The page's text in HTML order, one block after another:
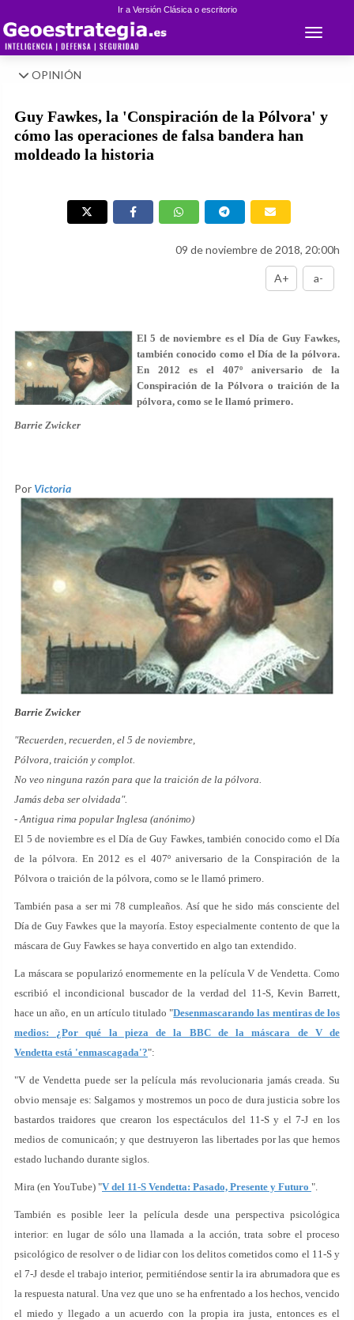
Ir a Versión Clásica o escritorio
Toggle
OPINIÓN
Guy Fawkes, la 'Conspiración de la Pólvora' y
cómo las operaciones de falsa bandera han
moldeado la historia
09 de noviembre de 2018, 20:00h
A+ a-
El 5 de noviembre es el Día de Guy Fawkes,
también conocido como el Día de la pólvora.
En 2012 es el 407º aniversario de la
Conspiración de la Pólvora o traición de la
pólvora, como se le llamó primero.
Barrie Zwicker
Por Victoria
Barrie Zwicker
"Recuerden, recuerden, el 5 de noviembre,
Pólvora, traición y complot.
No veo ninguna razón para que la traición de la pólvora.
Jamás deba ser olvidada".
- Antigua rima popular Inglesa (anónimo)
El 5 de noviembre es el Día de Guy Fawkes, también conocido como el Día
de la pólvora. En 2012 es el 407º aniversario de la Conspiración de la
Pólvora o traición de la pólvora, como se le llamó primero.
También pasa a ser mi 78 cumpleaños. Así que he sido más consciente del
Día de Guy Fawkes que la mayoría. Estoy especialmente contento de que la
máscara de Guy Fawkes se haya convertido en algo tan extendido.
La máscara se popularizó enormemente en la película V de Vendetta. Como
escribió el incondicional buscador de la verdad del 11-S, Kevin Barrett,
hace un año, en un artículo titulado "Desenmascarando las mentiras de los
medios: ¿Por qué la pieza de la BBC de la máscara de V de
Vendetta está 'enmascagada'?":
"V de Vendetta puede ser la película más revolucionaria jamás creada. Su
obvio mensaje es: Salgamos y mostremos un poco de dura justicia sobre los
bastardos traidores que crearon los espectáculos del 11-S y el 7-J en los
medios de comunicaón; y que destruyeron las libertades por las que hemos
estado luchando durante siglos.
Mira (en YouTube) "V del 11-S Vendetta: Pasado, Presente y Futuro ".
También es posible leer la película desde una perspectiva psicológica
interior: en lugar de sólo una llamada a la acción, trata sobre el proceso
psicológico de resolver o de lidiar con los delitos cometidos como el 11-S y
el 7-J desde el trabajo interior, permitiéndose sentir la ira abrumadora que es
la respuesta natural. Una vez que uno se ha enfrentado a los hechos, vencido
el miedo y llegado a un acuerdo con la propia ira justa, entonces es el